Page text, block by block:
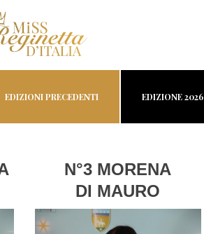
EDIZIONI PRECEDENTI EDIZIONE 2026
N°3 MORENA
DI MAURO